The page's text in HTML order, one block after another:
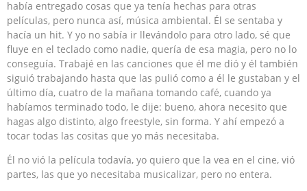
había entregado cosas que ya tenía hechas para otras
películas, pero nunca así, música ambiental. Él se sentaba y
hacía un hit. Y yo no sabía ir llevándolo para otro lado, sé que
fluye en el teclado como nadie, quería de esa magia, pero no lo
conseguía. Trabajé en las canciones que él me dió y él también
siguió trabajando hasta que las pulió como a él le gustaban y el
último día, cuatro de la mañana tomando café, cuando ya
habíamos terminado todo, le dije: bueno, ahora necesito que
hagas algo distinto, algo freestyle, sin forma. Y ahí empezó a
tocar todas las cositas que yo más necesitaba.
Él no vió la película todavía, yo quiero que la vea en el cine, vió
partes, las que yo necesitaba musicalizar, pero no entera.